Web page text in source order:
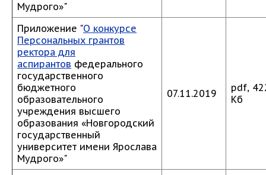
Мудрого»"
Приложение "О конкурсе
Персональных грантов
ректора для
аспирантов федерального
государственного
бюджетного
образовательного
учреждения высшего
образования «Новгородский
государственный
университет имени Ярослава
Мудрого»"
07.11.2019
pdf,
Кб